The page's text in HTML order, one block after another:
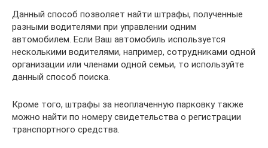
Данный способ позволяет найти штрафы, полученные
разными водителями при управлении одним
автомобилем. Если Ваш автомобиль используется
несколькими водителями, например, сотрудниками одной
организации или членами одной семьи, то используйте
данный способ поиска.
Кроме того, штрафы за неоплаченную парковку также
можно найти по номеру свидетельства о регистрации
транспортного средства.